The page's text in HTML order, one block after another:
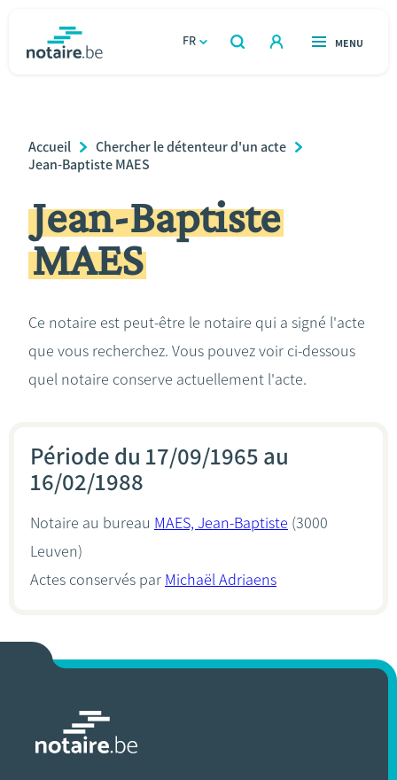
FR
OUVERT
RECHERCHER
OUVERT
MENU
Relations et vivre ensemble
Héritage et donations
Entreprendre
Calculateurs
Breadcrumb
Accueil
Chercher le détenteur d'un acte
Jean-Baptiste MAES
Jean-Baptiste
MAES
Ce notaire est peut-être le notaire qui a signé l'acte
que vous recherchez. Vous pouvez voir ci-dessous
quel notaire conserve actuellement l'acte.
Période du 17/09/1965 au
16/02/1988
Notaire au bureau MAES, Jean-Baptiste (3000
Leuven)
Actes conservés par Michaël Adriaens